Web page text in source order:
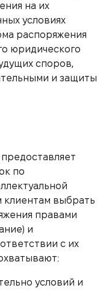
на их
условиях
распоряжения
юридического
споров,
и защиты
по
выбрать
правами
и
с их
условий и